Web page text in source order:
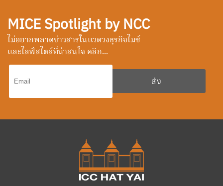
MICE Spotlight by NCC
ไม่อยากพลาดข่าวสารในแวดวงธุรกิจไมซ์
และไลฟ์สไตล์ที่น่าสนใจ คลิก...